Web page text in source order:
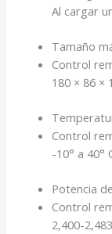
Al cargar
Tamaño
Control
180 × 86 ×
Control
-10° a 40°
Potencia
Control
2,400-